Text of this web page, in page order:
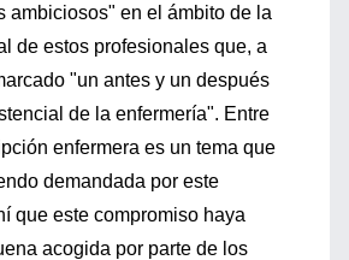
ambiciosos" en el ámbito de la
de estos profesionales que, a
"un antes y un después
de la enfermería". Entre
enfermera es un tema que
demandada por este
que este compromiso haya
acogida por parte de los